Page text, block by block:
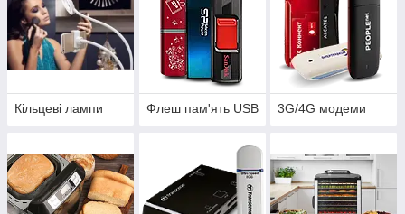
Кільцеві лампи Флеш пам'ять USB 3G/4G модеми